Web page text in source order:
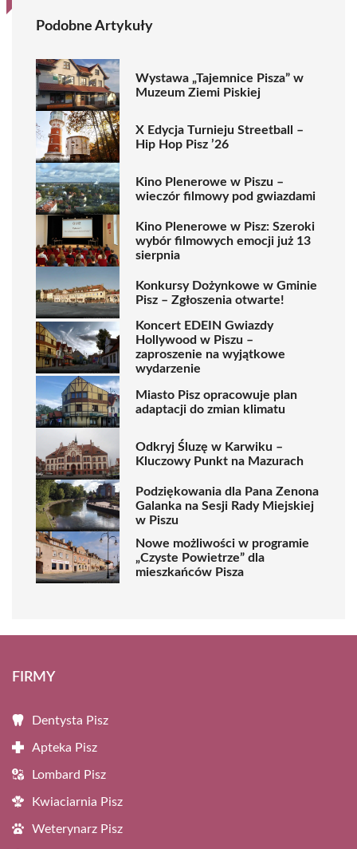
Podobne Artykuły
Wystawa „Tajemnice Pisza” w
Muzeum Ziemi Piskiej
X Edycja Turnieju Streetball –
Hip Hop Pisz ’26
Kino Plenerowe w Piszu –
wieczór filmowy pod gwiazdami
Kino Plenerowe w Pisz: Szeroki
wybór filmowych emocji już 13
sierpnia
Konkursy Dożynkowe w Gminie
Pisz – Zgłoszenia otwarte!
Koncert EDEIN Gwiazdy
Hollywood w Piszu –
zaproszenie na wyjątkowe
wydarzenie
Miasto Pisz opracowuje plan
adaptacji do zmian klimatu
Odkryj Śluzę w Karwiku –
Kluczowy Punkt na Mazurach
Podziękowania dla Pana Zenona
Galanka na Sesji Rady Miejskiej
w Piszu
Nowe możliwości w programie
„Czyste Powietrze” dla
mieszkańców Pisza
FIRMY
Dentysta Pisz
Apteka Pisz
Lombard Pisz
Kwiaciarnia Pisz
Weterynarz Pisz